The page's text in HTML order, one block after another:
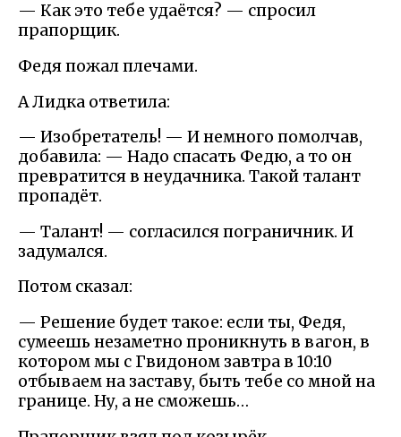
— Как это тебе удаётся? — спросил
прапорщик.
Федя пожал плечами.
А Лидка ответила:
— Изобретатель! — И немного помолчав,
добавила: — Надо спасать Федю, а то он
превратится в неудачника. Такой талант
пропадёт.
— Талант! — согласился пограничник. И
задумался.
Потом сказал:
— Решение будет такое: если ты, Федя,
сумеешь незаметно проникнуть в вагон, в
котором мы с Гвидоном завтра в 10:10
отбываем на заставу, быть тебе со мной на
границе. Ну, а не сможешь…